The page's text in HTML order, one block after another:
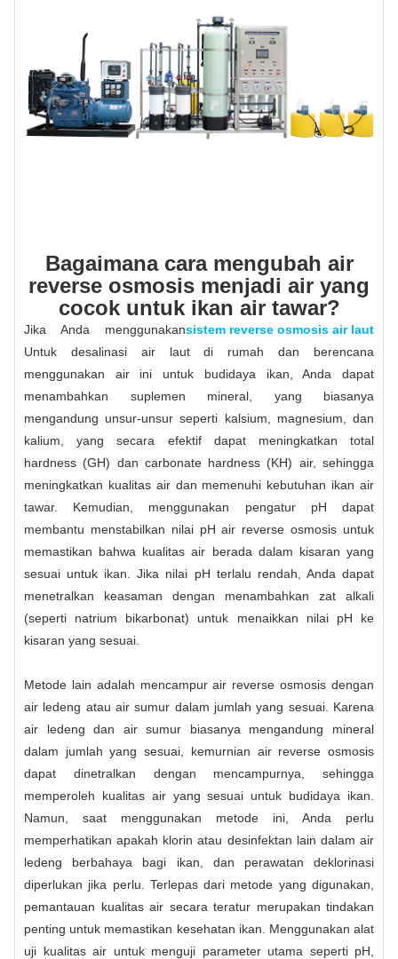
Bagaimana cara mengubah air
reverse osmosis menjadi air yang
cocok untuk ikan air tawar?
Jika Anda menggunakansistem reverse osmosis air laut
Untuk desalinasi air laut di rumah dan berencana
menggunakan air ini untuk budidaya ikan, Anda dapat
menambahkan suplemen mineral, yang biasanya
mengandung unsur-unsur seperti kalsium, magnesium, dan
kalium, yang secara efektif dapat meningkatkan total
hardness (GH) dan carbonate hardness (KH) air, sehingga
meningkatkan kualitas air dan memenuhi kebutuhan ikan air
tawar. Kemudian, menggunakan pengatur pH dapat
membantu menstabilkan nilai pH air reverse osmosis untuk
memastikan bahwa kualitas air berada dalam kisaran yang
sesuai untuk ikan. Jika nilai pH terlalu rendah, Anda dapat
menetralkan keasaman dengan menambahkan zat alkali
(seperti natrium bikarbonat) untuk menaikkan nilai pH ke
kisaran yang sesuai.
Metode lain adalah mencampur air reverse osmosis dengan
air ledeng atau air sumur dalam jumlah yang sesuai. Karena
air ledeng dan air sumur biasanya mengandung mineral
dalam jumlah yang sesuai, kemurnian air reverse osmosis
dapat dinetralkan dengan mencampurnya, sehingga
memperoleh kualitas air yang sesuai untuk budidaya ikan.
Namun, saat menggunakan metode ini, Anda perlu
memperhatikan apakah klorin atau desinfektan lain dalam air
ledeng berbahaya bagi ikan, dan perawatan deklorinasi
diperlukan jika perlu. Terlepas dari metode yang digunakan,
pemantauan kualitas air secara teratur merupakan tindakan
penting untuk memastikan kesehatan ikan. Menggunakan alat
uji kualitas air untuk menguji parameter utama seperti pH,